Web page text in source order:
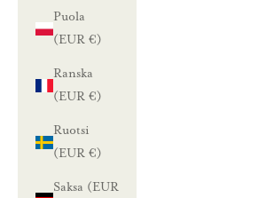
Puola
(EUR €)
Ranska
(EUR €)
Ruotsi
(EUR €)
Saksa (EUR